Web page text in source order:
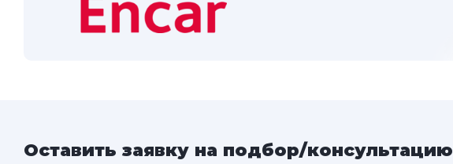
Оставить заявку на подбор/консультацию